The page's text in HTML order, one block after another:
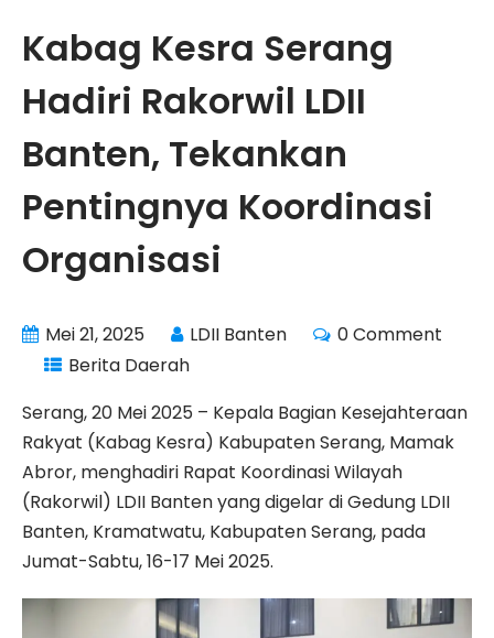
Kabag Kesra Serang
Hadiri Rakorwil LDII
Banten, Tekankan
Pentingnya Koordinasi
Organisasi
Mei 21, 2025 LDII Banten
0 Comment
Berita Daerah
Serang, 20 Mei 2025 – Kepala Bagian Kesejahteraan
Rakyat (Kabag Kesra) Kabupaten Serang, Mamak
Abror, menghadiri Rapat Koordinasi Wilayah
(Rakorwil) LDII Banten yang digelar di Gedung LDII
Banten, Kramatwatu, Kabupaten Serang, pada
Jumat-Sabtu, 16-17 Mei 2025.